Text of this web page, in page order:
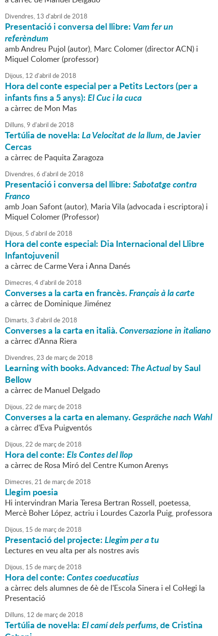
Divendres, 13 d'abril de2018
Presentació i conversa del llibre: Vam fer un
referèndum
amb Andreu Pujol (autor), Marc Colomer (director ACN) i
Miquel Colomer (professor)
Dijous, 12 d'abril de2018
Hora del conte especial per a Petits Lectors (per a
infants fins a 5 anys):El Cuc i la cuca
a càrrec de Mon Mas
Dilluns,9 d'abril de2018
Tertúlia de novel·la:La Velocitat de la llum, de Javier
Cercas
a càrrec de Paquita Zaragoza
Divendres,6 d'abril de2018
Presentació i conversa del llibre:Sabotatge contra
Franco
amb Joan Safont (autor), Maria Vila (advocada i escriptora) i
Miquel Colomer (Professor)
Dijous, 5 d'abril de2018
Hora del conte especial: Dia Internacional del Llibre
Infantojuvenil
a càrrec de Carme Vera i Anna Danés
Dimecres,4d'abril de2018
Converses a la carta en francès.Français à la carte
a càrrec de Dominique Jiménez
Dimarts,3 d'abril de2018
Converses a la carta en italià.Conversazione in italiano
a càrrec d'Anna Riera
Divendres,23 de marçde2018
Learning with books. Advanced: The Actualby Saul
Bellow
a càrrec de Manuel Delgado
Dijous,22 de marçde2018
Converses a la carta en alemany.Gespräche nach Wahl
a càrrec d'Eva Puigventós
Dijous,22 de marçde2018
Hora del conte:Els Contes del llop
a càrrec de Rosa Miró del Centre Kumon Arenys
Dimecres,21 de marçde2018
Llegim poesia
Hi intervindran Maria Teresa Bertran Rossell, poetessa,
Mercè Boher López, actriu i Lourdes Cazorla Puig, professora
Dijous, 15 de marçde2018
Presentació del projecte:Llegim per a tu
Lectures en veu alta per als nostres avis
Dijous, 15 de marçde2018
Hora del conte:Contes coeducatius
a càrrec dels alumnes de 6è de l'Escola Sinera i el Col·legi la
Presentació
Dilluns, 12 de marçde2018
Tertúlia de novel·la:El camí dels perfums, de Cristina